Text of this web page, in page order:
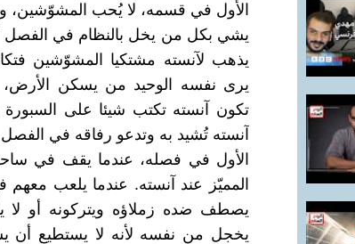
الأول في قسمه، لا يُحب المشوّشين،
يشي بكل من يخل بالنظام في الفصل
يذهب لآنسته مشتكيا المشوّشين
يرى نفسه الوحيد من يسكن
تكون آنسته تكتب شيئا على
آنسته تُشيد به وتدعو رفاقه في
الأول في فصله، عندما يقف في
المميّز عند آنسته. عندما يلعب معهم
يصطف ضده زملاؤه ويتركونه أو لا
يخجل من نفسه لأنه لا يستطيع أن